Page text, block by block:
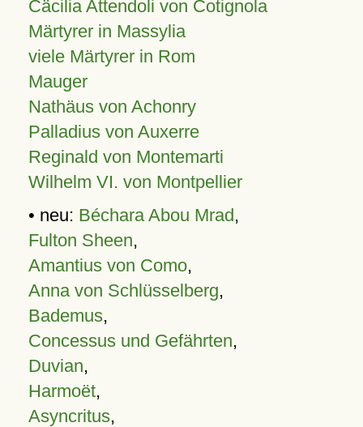
Cäcilia Attendoli von Cotignola
Märtyrer in Massylia
viele Märtyrer in Rom
Mauger
Nathäus von Achonry
Palladius von Auxerre
Reginald von Montemarti
Wilhelm VI. von Montpellier
• neu: Béchara Abou Mrad,
Fulton Sheen,
Amantius von Como,
Anna von Schlüsselberg,
Bademus,
Concessus und Gefährten,
Duvian,
Harmoët,
Asyncritus,